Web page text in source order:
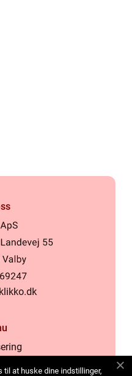
til at huske dine indstillinger,